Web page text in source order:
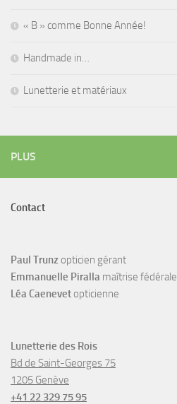
« B » comme Bonne Année!
Handmade in…
Lunetterie et matériaux
PLUS
Contact
Paul Trunz opticien gérant
Emmanuelle Piralla maîtrise fédérale
Léa Caenevet opticienne
Lunetterie des Rois
Bd de Saint-Georges 75
1205 Genève
+41 22 329 75 95